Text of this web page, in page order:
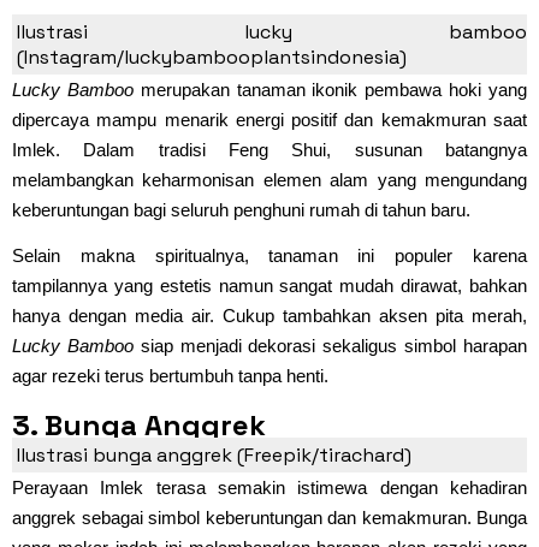
2. Lucky Bamboo
Ilustrasi lucky bamboo
(Instagram/luckybambooplantsindonesia)
Lucky Bamboomerupakan tanaman ikonik pembawa hoki yang
dipercaya mampu menarik energi positif dan kemakmuran saat
Imlek. Dalam tradisi Feng Shui, susunan batangnya
melambangkan keharmonisan elemen alam yang mengundang
keberuntungan bagi seluruh penghuni rumah di tahun baru.
Selain makna spiritualnya, tanaman ini populer karena
tampilannya yang estetis namun sangat mudah dirawat, bahkan
hanya dengan media air. Cukup tambahkan aksen pita merah,
Lucky Bamboosiap menjadi dekorasi sekaligus simbol harapan
agar rezeki terus bertumbuh tanpa henti.
3. Bunga Anggrek
Ilustrasi bunga anggrek (Freepik/tirachard)
Perayaan Imlek terasa semakin istimewa dengan kehadiran
anggrek sebagai simbol keberuntungan dan kemakmuran. Bunga